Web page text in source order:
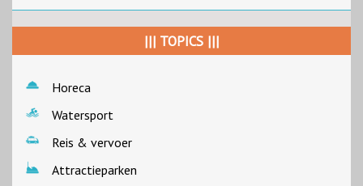
||| TOPICS |||
Horeca
Watersport
Reis & vervoer
Attractieparken